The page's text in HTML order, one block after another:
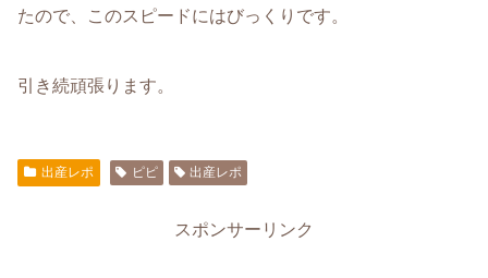
たので、このスピードにはびっくりです。
引き続頑張ります。
出産レポ ピピ 出産レポ
スポンサーリンク